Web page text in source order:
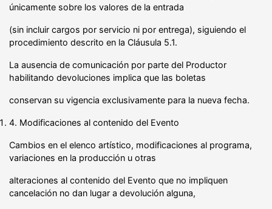
únicamente sobre los valores de la entrada
(sin incluir cargos por servicio ni por entrega), siguiendo el
procedimiento descrito en la Cláusula 5.1.
La ausencia de comunicación por parte del Productor
habilitando devoluciones implica que las boletas
conservan su vigencia exclusivamente para la nueva fecha.
4. Modificaciones al contenido del Evento
Cambios en el elenco artístico, modificaciones al programa,
variaciones en la producción u otras
alteraciones al contenido del Evento que no impliquen
cancelación no dan lugar a devolución alguna,